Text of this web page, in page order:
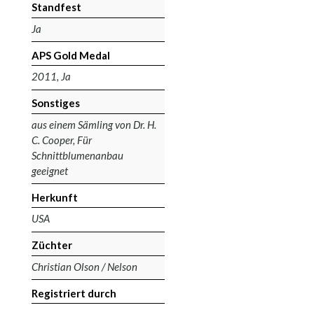
Standfest
Ja
APS Gold Medal
2011, Ja
Sonstiges
aus einem Sämling von Dr. H.
C. Cooper, Für
Schnittblumenanbau
geeignet
Herkunft
USA
Züchter
Christian Olson / Nelson
Registriert durch